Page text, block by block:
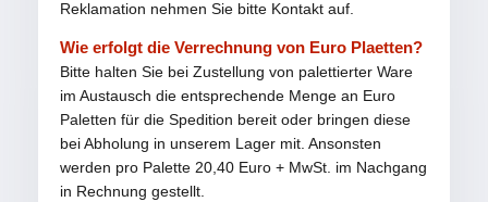
Reklamation nehmen Sie bitte Kontakt auf.
Wie erfolgt die Verrechnung von Euro Plaetten?
Bitte halten Sie bei Zustellung von palettierter Ware
im Austausch die entsprechende Menge an Euro
Paletten für die Spedition bereit oder bringen diese
bei Abholung in unserem Lager mit. Ansonsten
werden pro Palette 20,40 Euro + MwSt. im Nachgang
in Rechnung gestellt.